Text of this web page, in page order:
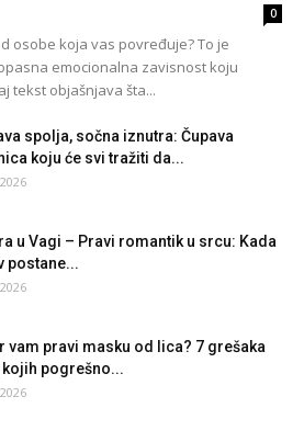
0
osobe koja vas povređuje? To je
emocionalna zavisnost koju
tekst objašnjava šta...
spolja, sočna iznutra: Čupava
koju će svi tražiti da...
u Vagi – Pravi romantik u srcu: Kada
postane...
vam pravi masku od lica? 7 grešaka
pogrešno...